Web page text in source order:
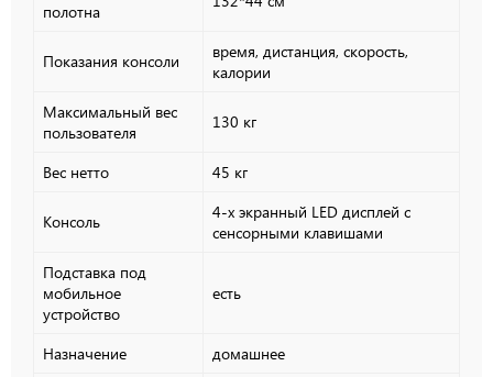
полотна
Показания консоли
время, дистанция, скорость,
калории
Максимальный вес
пользователя
130 кг
Вес нетто 45 кг
Консоль
4-х экранный LED дисплей с
сенсорными клавишами
Подставка под
мобильное
устройство
есть
Назначение
домашнее